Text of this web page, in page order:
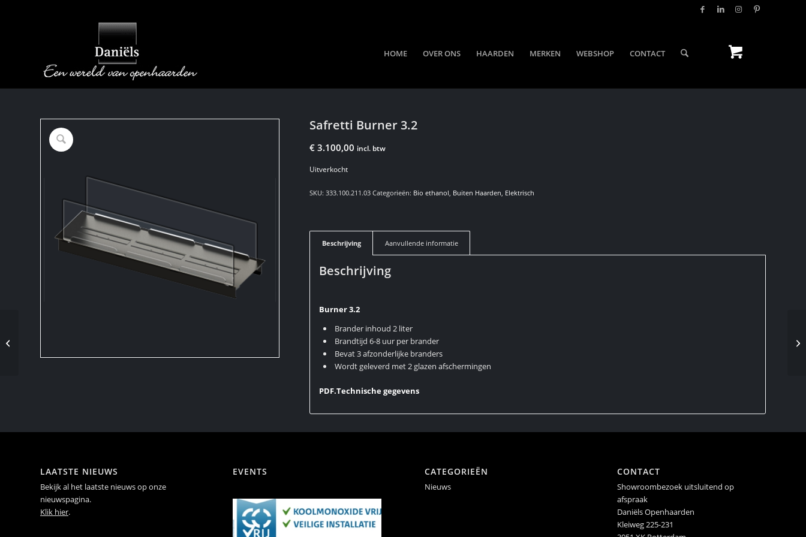
HOME OVER ONS HAARDEN MERKEN WEBSHOP CONTACT
Safretti Burner 3.2
€3.100,00 incl. btw
Uitverkocht
SKU:333.100.211.03 Categorieën: Bio ethanol, Buiten Haarden, Elektrisch
Beschrijving Aanvullende informatie
Beschrijving
Burner 3.2
Brander inhoud 2 liter
Brandtijd 6-8 uur per brander
Bevat 3 afzonderlijke branders
Wordt geleverd met 2 glazen afschermingen
PDF.Technische gegevens
LAATSTE NIEUWS
Bekijk al het laatste nieuws op onze
nieuwspagina.
Klik hier.
EVENTS CATEGORIEËN
Nieuws
CONTACT
Showroombezoek uitsluitend op
afspraak
Daniëls Openhaarden
Kleiweg 225-231